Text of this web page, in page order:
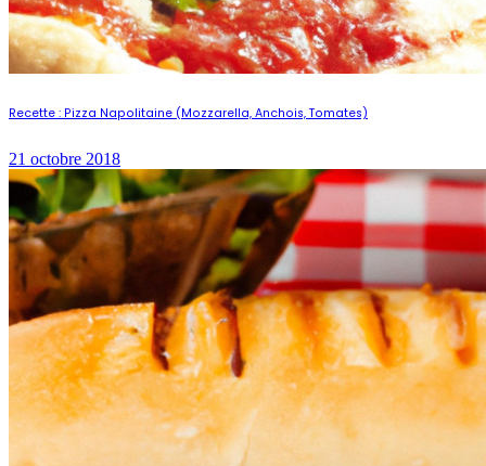
Recette : Pizza Napolitaine (Mozzarella, Anchois, Tomates)
21 octobre 2018